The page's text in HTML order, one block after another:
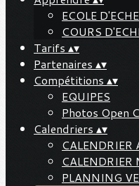
ECOLE
COURS
Tarifs ▴▾
Partenaires ▴▾
Compétitions ▴▾
EQUIPES
Photos Open
Calendriers ▴▾
CALENDRIER
CALENDRIER
PLANNING